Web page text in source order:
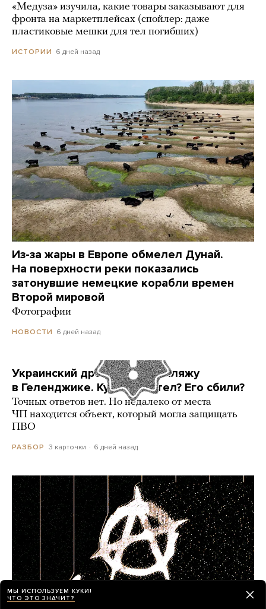
«Медуза» изучила, какие товары заказывают для
фронта на маркетплейсах (спойлер: даже
пластиковые мешки для тел погибших)
ИСТОРИИ 6 дней назад
Из-за жары в Европе обмелел Дунай.
На поверхности реки показались
затонувшие немецкие корабли времен
Второй мировой
Фотографии
НОВОСТИ 6 дней назад
Украинский дрон попал по пляжу
в Геленджике. Куда он летел? Его сбили?
Точных ответов нет. Но недалеко от места
ЧП находится объект, который могла защищать
ПВО
РАЗБОР 3 карточки 6 дней назад
МЫ ИСПОЛЬЗУЕМ КУКИ!
ЧТО ЭТО ЗНАЧИТ?